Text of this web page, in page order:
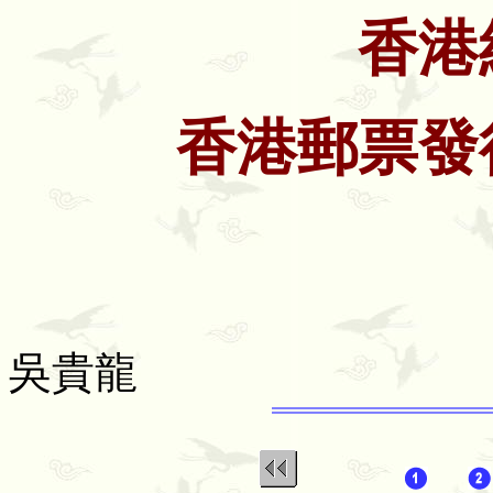
香
香港郵票
吳貴龍